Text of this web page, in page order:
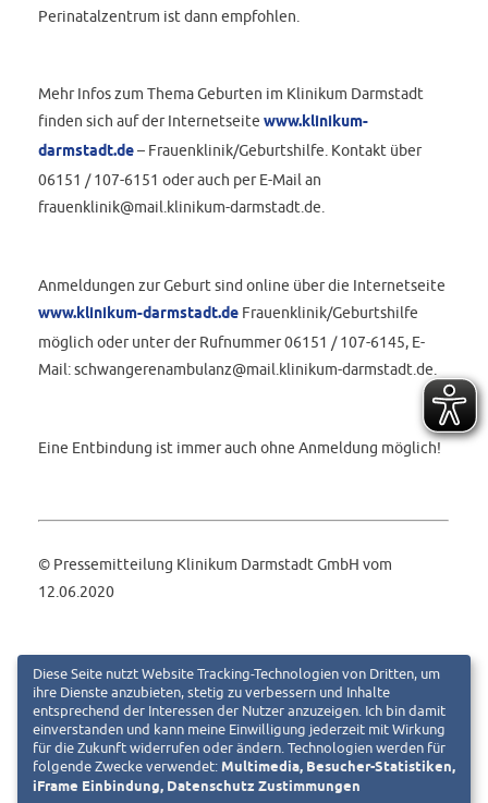
Perinatalzentrum ist dann empfohlen.
Mehr Infos zum Thema Geburten im Klinikum Darmstadt
finden sich auf der Internetseitewww.klinikum-
darmstadt.de– Frauenklinik/Geburtshilfe. Kontakt über
06151 / 107-6151 oder auch per E-Mail an
frauenklinik@mail.klinikum-darmstadt.de.
Anmeldungen zur Geburt sind online über die Internetseite
www.klinikum-darmstadt.de Frauenklinik/Geburtshilfe
möglich oder unter der Rufnummer 06151 / 107-6145, E-
Mail: schwangerenambulanz@mail.klinikum-darmstadt.de.
Eine Entbindung ist immer auch ohne Anmeldung möglich!
© Pressemitteilung Klinikum Darmstadt GmbH vom
12.06.2020
Klinikum Darmstadt GmbH
Diese Seite nutzt Website Tracking-Technologien von Dritten, um
ihre Dienste anzubieten, stetig zu verbessern und Inhalte
entsprechend der Interessen der Nutzer anzuzeigen. Ich bin damit
einverstanden und kann meine Einwilligung jederzeit mit Wirkung
für die Zukunft widerrufen oder ändern. Technologien werden für
folgende Zwecke verwendet: Multimedia, Besucher-Statistiken,
iFrame Einbindung, Datenschutz Zustimmungen